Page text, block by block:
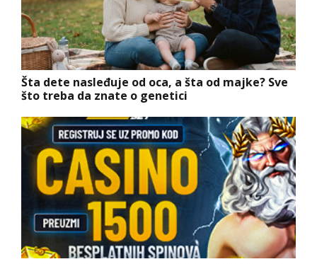
Šta dete nasleđuje od oca, a šta od majke? Sve
što treba da znate o genetici